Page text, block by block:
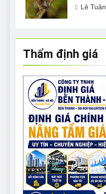
Lê Tuân
Thẩm định giá